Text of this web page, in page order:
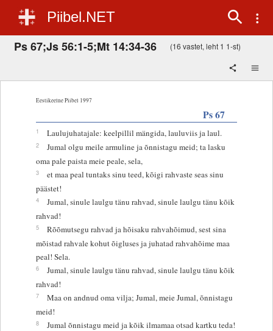
Piibel.NET
Ps 67;Js 56:1-5;Mt 14:34-36 (16 vastet, leht 1 1-st)
Eestikeelne Piibel 1997
Ps 67
1 Laulujuhatajale: keelpillil mängida, lauluviis ja laul.
2
Jumal olgu meile armuline ja õnnistagu meid; ta lasku
oma pale paista meie peale, sela,
3
et maa peal tuntaks sinu teed, kõigi rahvaste seas sinu
päästet!
4
Jumal, sinule laulgu tänu rahvad, sinule laulgu tänu kõik
rahvad!
5
Rõõmutsegu rahvad ja hõisaku rahvahõimud, sest sina
mõistad rahvale kohut õigluses ja juhatad rahvahõime maa
peal! Sela.
6
Jumal, sinule laulgu tänu rahvad, sinule laulgu tänu kõik
rahvad!
7
Maa on andnud oma vilja; Jumal, meie Jumal, õnnistagu
meid!
8 Jumal õnnistagu meid ja kõik ilmamaa otsad kartku teda!